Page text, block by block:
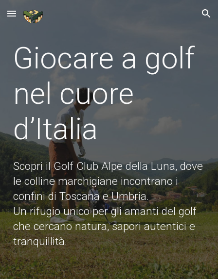
Skip to main content Skip to navigation
Giocare a golf
nel cuore
d’Italia
Scopri il Golf Club Alpe della Luna, dove
le colline marchigiane incontrano i
confini di Toscana e Umbria.
Un rifugio unico per gli amanti del golf
che cercano natura, sapori autentici e
tranquillità.